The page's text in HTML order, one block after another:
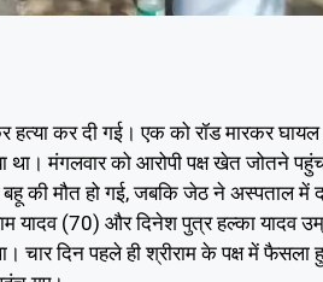
कर दी गई। एक को रॉड मारकर
था। मंगलवार को आरोपी पक्ष खेत जोतने
की मौत हो गई, जबकि जेठ ने अस्पताल में
यादव (70) और दिनेश पुत्र हल्का यादव
चार दिन पहले ही श्रीराम के पक्ष में